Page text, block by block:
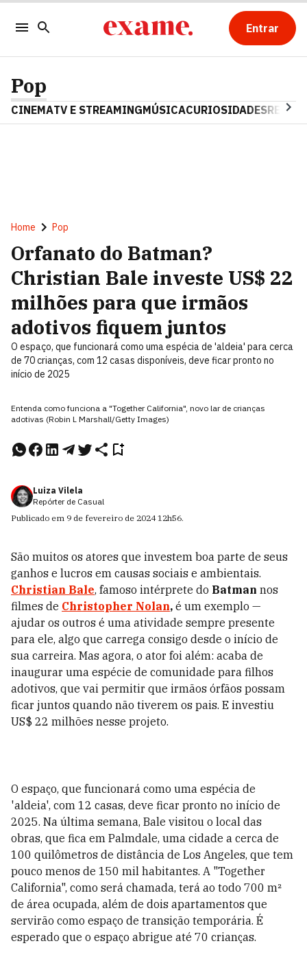
Entrar
Pop
CINEMATV E STREAMINGMÚSICACURIOSIDADES
Home Pop
Orfanato do Batman?
Christian Bale investe US$ 22
milhões para que irmãos
adotivos fiquem juntos
O espaço, que funcionará como uma espécia de 'aldeia' para cerca
de 70 crianças, com 12 casas disponíveis, deve ficar pronto no
início de 2025
Entenda como funciona a "Together California", novo lar de crianças
adotivas (Robin L Marshall/Getty Images)
Luiza Vilela
Repórter de Casual
Publicado em 9 de fevereiro de 2024 12h56.
São muitos os atores que investem boa parte de seus
ganhos e lucros em causas sociais e ambientais.
Christian Bale, famoso intérprete do Batman nos
filmes de Christopher Nolan, é um exemplo —
ajudar os outros é uma atividade sempre presente
para ele, algo que carrega consigo desde o início de
sua carreira. Mas agora, o ator foi além: acaba de
inaugurar uma espécie de comunidade para filhos
adotivos, que vai permitir que irmãos órfãos possam
ficar juntos quando não tiverem os pais. E investiu
US$ 22 milhões nesse projeto.
O espaço, que funcionará como uma espécia de
'aldeia', com 12 casas, deve ficar pronto no início de
2025. Na última semana, Bale visitou o local das
obras, que fica em Palmdale, uma cidade a cerca de
100 quilômetros de distância de Los Angeles, que tem
pouco menos de 150 mil habitantes. A "Together
California", como será chamada, terá ao todo 700 m²
de área ocupada, além de dois apartamentos que
servirão como espaço de transição temporária. É
esperado que o espaço abrigue até 70 crianças.